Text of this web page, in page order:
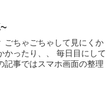
ごちゃごちゃして見にくか
かったり、、 毎日目にして
事ではスマホ画面の整理